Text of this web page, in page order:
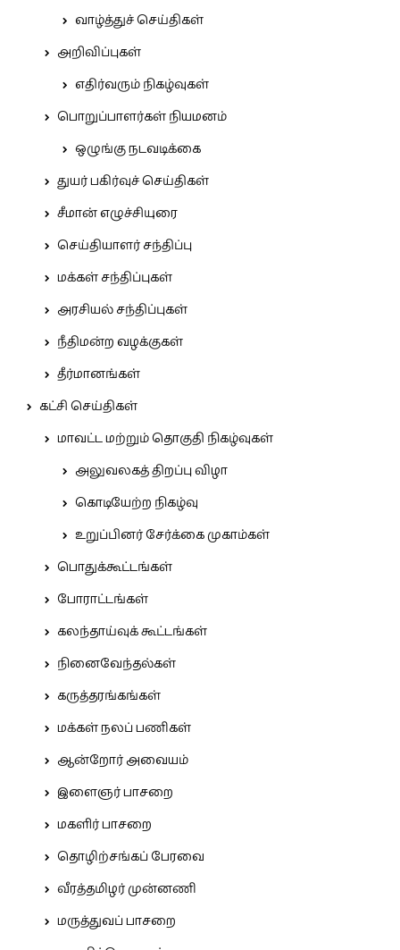
வாழ்த்துச் செய்திகள்
அறிவிப்புகள்
எதிர்வரும் நிகழ்வுகள்
பொறுப்பாளர்கள் நியமனம்
ஒழுங்கு நடவடிக்கை
துயர் பகிர்வுச் செய்திகள்
சீமான் எழுச்சியுரை
செய்தியாளர் சந்திப்பு
மக்கள் சந்திப்புகள்
அரசியல் சந்திப்புகள்
நீதிமன்ற வழக்குகள்
தீர்மானங்கள்
கட்சி செய்திகள்
மாவட்ட மற்றும் தொகுதி நிகழ்வுகள்
அலுவலகத் திறப்பு விழா
கொடியேற்ற நிகழ்வு
உறுப்பினர் சேர்க்கை முகாம்கள்
பொதுக்கூட்டங்கள்
போராட்டங்கள்
கலந்தாய்வுக் கூட்டங்கள்
நினைவேந்தல்கள்
கருத்தரங்கங்கள்
மக்கள் நலப் பணிகள்
ஆன்றோர் அவையம்
இளைஞர் பாசறை
மகளிர் பாசறை
தொழிற்சங்கப் பேரவை
வீரத்தமிழர் முன்னணி
மருத்துவப் பாசறை